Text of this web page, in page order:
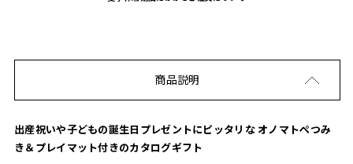
商品説明
出産祝いや子どもの誕生日プレゼントにピッタリな オノマトペつみ
き＆プレイマット付きのカタログギフト